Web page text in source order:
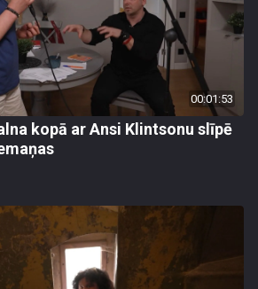
00:01:53
kopā ar Ansi Klintsonu slīpē